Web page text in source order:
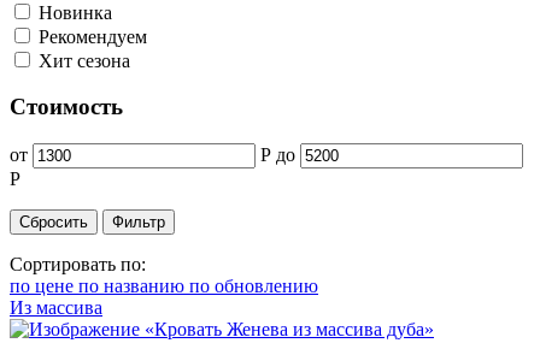
Новинка
Рекомендуем
Хит сезона
Стоимость
от Р до
Р
Сортировать по:
по цене по названию по обновлению
Из массива